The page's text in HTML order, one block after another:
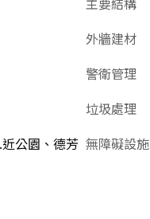
公園、德芳
外牆建材
警衛管理
垃圾處理
無障礙設施